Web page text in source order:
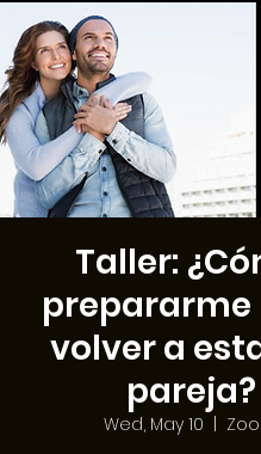
Taller:
prepararme
volver a
pareja?
Wed, May 10